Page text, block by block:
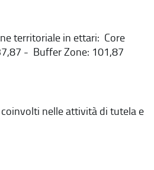
territoriale in ettari: Core
- Buffer Zone: 101,87
nelle attività di tutela e